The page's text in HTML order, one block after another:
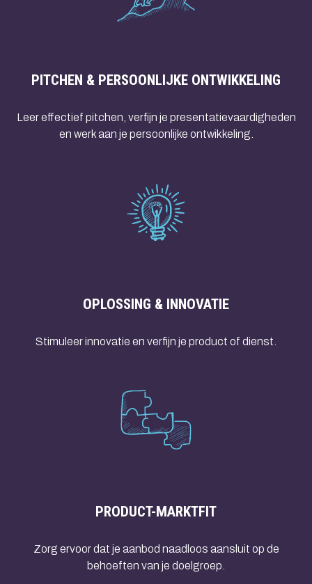
PITCHEN & PERSOONLIJKE ONTWIKKELING
Leer effectief pitchen, verfijn je presentatievaardigheden
en werk aan je persoonlijke ontwikkeling.
OPLOSSING & INNOVATIE
Stimuleer innovatie en verfijn je product of dienst.
PRODUCT-MARKTFIT
Zorg ervoor dat je aanbod naadloos aansluit op de
behoeften van je doelgroep.